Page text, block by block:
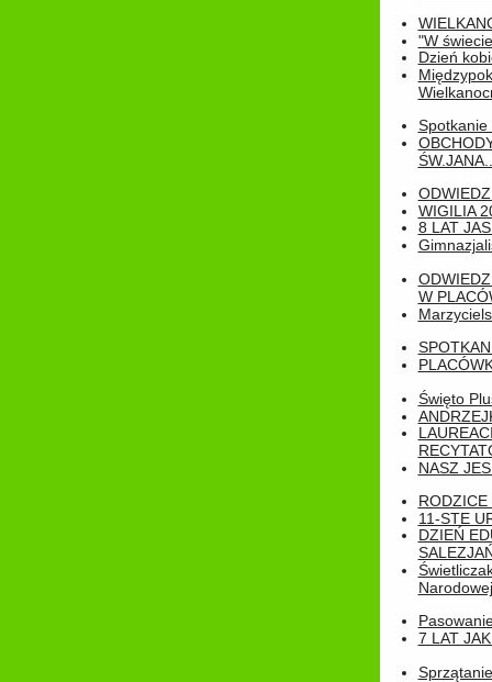
"W
Dzień
Spotkanie
WIGILIA
8 LAT
W
Święto
NASZ
RODZICE
11-STE
DZIEŃ
Narodowej
7 LAT